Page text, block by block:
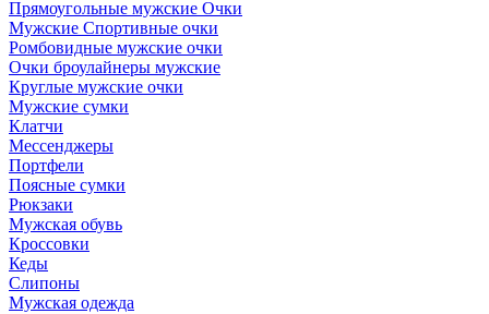
Прямоугольные мужские Очки
Мужские Спортивные очки
Ромбовидные мужские очки
Очки броулайнеры мужские
Круглые мужские очки
Мужские сумки
Клатчи
Мессенджеры
Портфели
Поясные сумки
Рюкзаки
Мужская обувь
Кроссовки
Кеды
Слипоны
Мужская одежда